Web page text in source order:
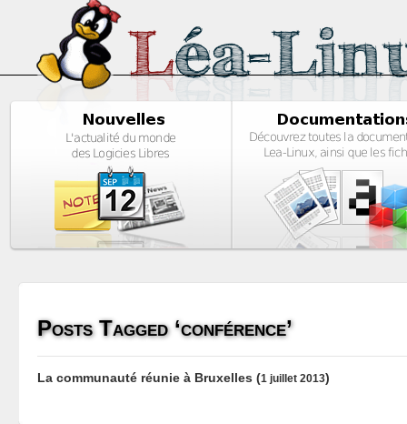
Posts Tagged ‘conférence’
La communauté réunie à Bruxelles (1 juillet 2013)